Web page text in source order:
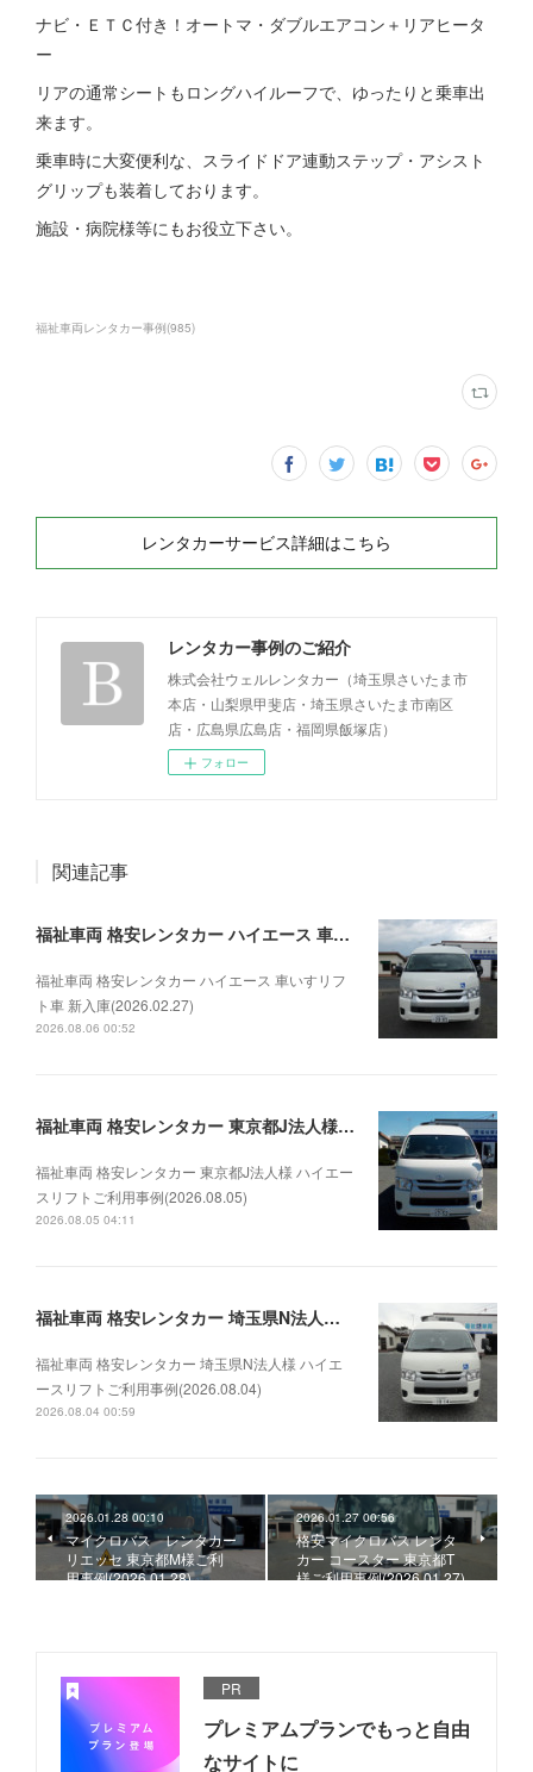
ナビ・ＥＴＣ付き！オートマ・ダブルエアコン＋リアヒータ
ー
リアの通常シートもロングハイルーフで、ゆったりと乗車出
来ます。
乗車時に大変便利な、スライドドア連動ステップ・アシスト
グリップも装着しております。
施設・病院様等にもお役立下さい。
福祉車両レンタカー事例(985)
レンタカーサービス詳細はこちら
レンタカー事例のご紹介
株式会社ウェルレンタカー（埼玉県さいたま市
本店・山梨県甲斐店・埼玉県さいたま市南区
店・広島県広島店・福岡県飯塚店）
フォロー
関連記事
福祉車両 格安レンタカー ハイエース 車いすリフト車 新入庫(2026.02.27)
福祉車両 格安レンタカー ハイエース 車いすリフ
ト車 新入庫(2026.02.27)
2026.08.06 00:52
福祉車両 格安レンタカー 東京都J法人様 ハイエースリフトご利用事例(2026.08.05)
福祉車両 格安レンタカー 東京都J法人様 ハイエー
スリフトご利用事例(2026.08.05)
2026.08.05 04:11
福祉車両 格安レンタカー 埼玉県N法人様 ハイエースリフトご利用事例(2026.08.04)
福祉車両 格安レンタカー 埼玉県N法人様 ハイエ
ースリフトご利用事例(2026.08.04)
2026.08.04 00:59
2026.01.28 00:10
マイクロバス レンタカー
リエッセ 東京都M様ご利
用事例(2026.01.28)
2026.01.27 00:56
格安マイクロバス レンタ
カー コースター 東京都T
様ご利用事例(2026.01.27)
PR
プレミアムプランでもっと自由
なサイトに